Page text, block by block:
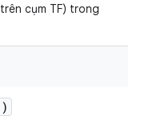
cụm TF) trong